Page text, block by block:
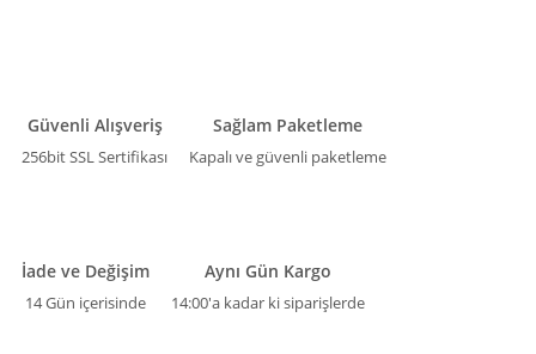
Güvenli Alışveriş
256bit SSL Sertifikası
Sağlam Paketleme
Kapalı ve güvenli paketleme
İade ve Değişim
14 Gün içerisinde
Aynı Gün Kargo
14:00'a kadar ki siparişlerde